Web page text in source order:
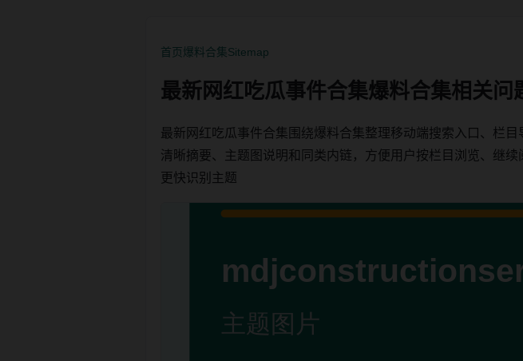
首页 爆料合集Sitemap
最新网红吃瓜事件合集爆料合集相关问
最新网红吃瓜事件合集围绕爆料合集整理移动端搜索入口、栏
清晰摘要、主题图说明和同类内链，方便用户按栏目浏览、继
更快识别主题